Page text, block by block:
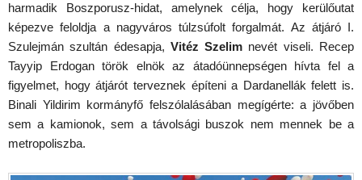
harmadik Boszporusz-hidat, amelynek célja, hogy kerülőutat
képezve feloldja a nagyváros túlzsúfolt forgalmát. Az átjáró I.
Szulejmán szultán édesapja, Vitéz Szelim nevét viseli. Recep
Tayyip Erdogan török elnök az átadóünnepségen hívta fel a
figyelmet, hogy átjárót terveznek építeni a Dardanellák felett is.
Binali Yildirim kormányfő felszólalásában megígérte: a jövőben
sem a kamionok, sem a távolsági buszok nem mennek be a
metropoliszba.